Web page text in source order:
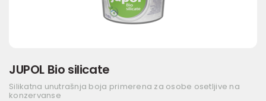
JUPOL Bio silicate
Silikatna unutrašnja boja primerena za osobe osetljive na
konzervanse